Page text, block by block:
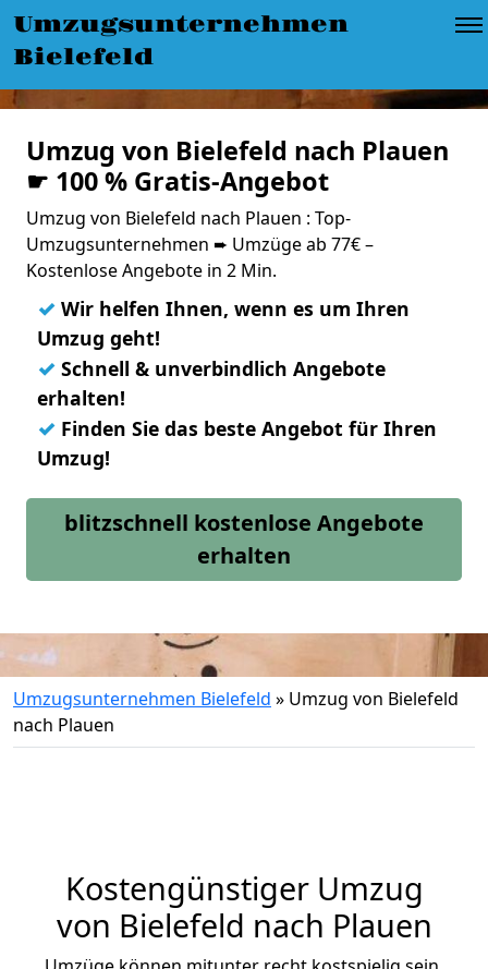
Umzugsunternehmen
Bielefeld
Umzug von Bielefeld nach Plauen
☛ 100 % Gratis-Angebot
Umzug von Bielefeld nach Plauen : Top-
Umzugsunternehmen ➨ Umzüge ab 77€ –
Kostenlose Angebote in 2 Min.
✓ Wir helfen Ihnen, wenn es um Ihren
Umzug geht!
✓ Schnell & unverbindlich Angebote
erhalten!
✓ Finden Sie das beste Angebot für Ihren
Umzug!
blitzschnell kostenlose Angebote
erhalten
Umzugsunternehmen Bielefeld » Umzug von Bielefeld
nach Plauen
Kostengünstiger Umzug
von Bielefeld nach Plauen